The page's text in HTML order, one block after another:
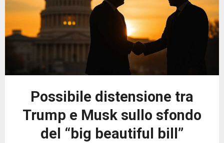
Possibile distensione tra
Trump e Musk sullo sfondo
del “big beautiful bill”